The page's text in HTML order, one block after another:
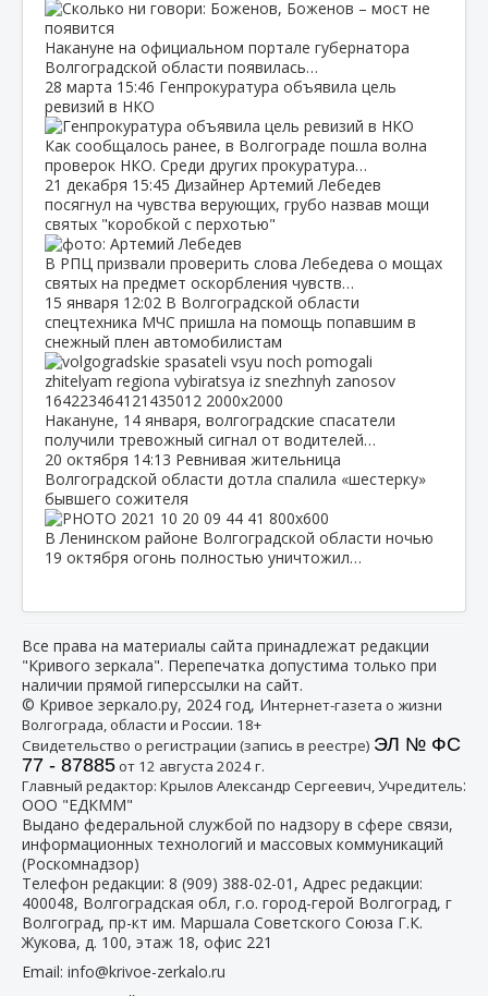
Накануне на официальном портале губернатора
Волгоградской области появилась…
28 марта 15:46 Генпрокуратура объявила цель
ревизий в НКО
Как сообщалось ранее, в Волгограде пошла волна
проверок НКО. Среди других прокуратура…
21 декабря 15:45 Дизайнер Артемий Лебедев
посягнул на чувства верующих, грубо назвав мощи
святых "коробкой с перхотью"
В РПЦ призвали проверить слова Лебедева о мощах
святых на предмет оскорбления чувств…
15 января 12:02 В Волгоградской области
спецтехника МЧС пришла на помощь попавшим в
снежный плен автомобилистам
Накануне, 14 января, волгоградские спасатели
получили тревожный сигнал от водителей…
20 октября 14:13 Ревнивая жительница
Волгоградской области дотла спалила «шестерку»
бывшего сожителя
В Ленинском районе Волгоградской области ночью
19 октября огонь полностью уничтожил…
Все права на материалы сайта принадлежат редакции
"Кривого зеркала". Перепечатка допустима только при
наличии прямой гиперссылки на сайт.
© Кривое зеркало.ру, 2024 год, Интернет-газета о жизни
Волгограда, области и России. 18+
Свидетельство о регистрации (запись в реестре) ЭЛ № ФС
77 - 87885от 12 августа 2024 г.
Главный редактор: Крылов Александр Сергеевич, Учредитель:
ООО "ЕДКММ"
Выдано федеральной службой по надзору в сфере связи,
информационных технологий и массовых коммуникаций
(Роскомнадзор)
Телефон редакции: 8 (909) 388-02-01 , Адрес редакции:
400048, Волгоградская обл, г.о. город-герой Волгоград, г
Волгоград, пр-кт им. Маршала Советского Союза Г.К.
Жукова, д. 100, этаж 18, офис 221
Email: info@krivoe-zerkalo.ru